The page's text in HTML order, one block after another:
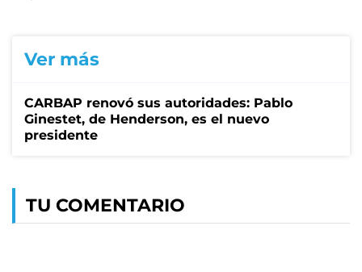
Ver más
CARBAP renovó sus autoridades: Pablo
Ginestet, de Henderson, es el nuevo
presidente
TU COMENTARIO